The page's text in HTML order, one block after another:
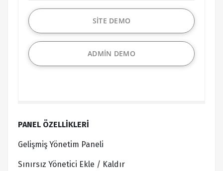
SİTE DEMO
ADMİN DEMO
PANEL ÖZELLİKLERİ
Gelişmiş Yönetim Paneli
Sınırsız Yönetici Ekle / Kaldır